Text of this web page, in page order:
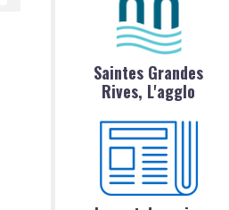
Saintes Grandes
Rives, L'agglo